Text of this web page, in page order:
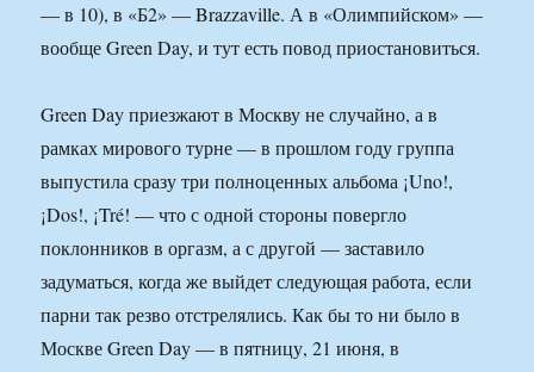
— в 10), в «Б2» — Brazzaville. А в «Олимпийском» —
вообще Green Day, и тут есть повод приостановиться.
Green Day приезжают в Москву не случайно, а в
рамках мирового турне — в прошлом году группа
выпустила сразу три полноценных альбома ¡Uno!,
¡Dos!, ¡Tré! — что с одной стороны повергло
поклонников в оргазм, а с другой — заставило
задуматься, когда же выйдет следующая работа, если
парни так резво отстрелялись. Как бы то ни было в
Москве Green Day — в пятницу, 21 июня, в